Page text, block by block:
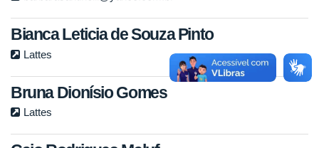
Bianca Leticia de Souza Pinto
Lattes
Bruna Dionísio Gomes
Lattes